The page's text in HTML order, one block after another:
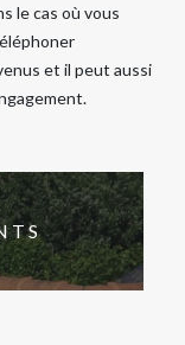
le cas où vous
et il peut aussi